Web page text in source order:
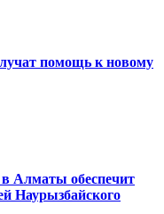
помощь к новому
Алматы обеспечит
Наурызбайского